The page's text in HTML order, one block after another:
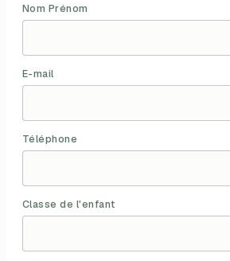
Nom Prénom
E-mail
Téléphone
Classe de l'enfant